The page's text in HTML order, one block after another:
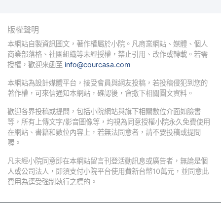
版權聲明
本網站自製資訊圖文，著作權屬於小院。凡商業網站、媒體、個人
商業部落格、社團組織等未經授權，禁止引用、改作或轉載。若需
授權，歡迎來函至 info@courcasa.com
本網站為設計媒體平台，接受會員與網友投稿，若投稿侵犯到您的
著作權，可來信通知本網站，確認後，會撤下相關圖文資料。
歡迎各界投稿或提問，包括小院網站與旗下相關數位介面如臉書
等，所有上傳文字/影音圖像等，均視為同意授權小院永久免費使用
在網站、書籍和數位內容上，若無法同意者，請不要投稿或提問
喔。
凡未經小院同意即在本網站留言刊登活動訊息或廣告者，無論是個
人或公司法人，即須支付小院平台使用費新台幣10萬元，並同意此
費用為逕受強制執行之標的。